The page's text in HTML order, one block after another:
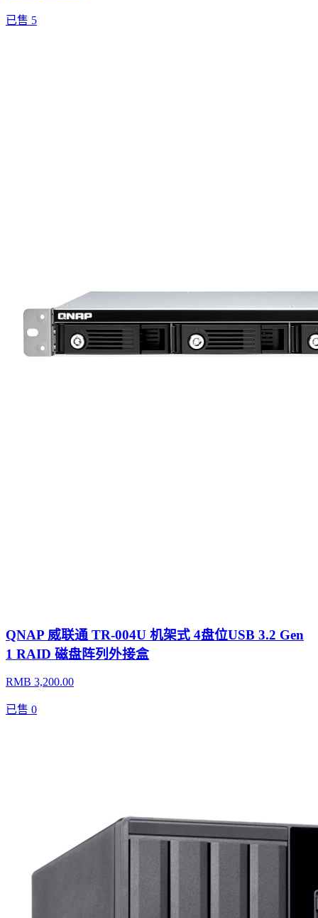
已售 5
QNAP 威联通 TR-004U 机架式 4盘位USB 3.2 Gen
1 RAID 磁盘阵列外接盒
RMB 3,200.00
已售 0